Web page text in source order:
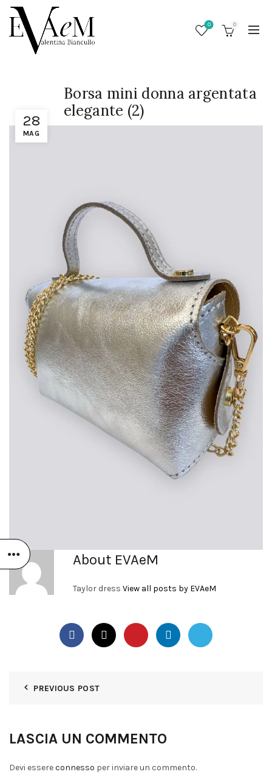
0 0
28
MAG
Borsa mini donna argentata
elegante (2)
About EVAeM
Taylor dress View all posts by EVAeM
PREVIOUS POST
LASCIA UN COMMENTO
Devi essereconnesso per inviare un commento.